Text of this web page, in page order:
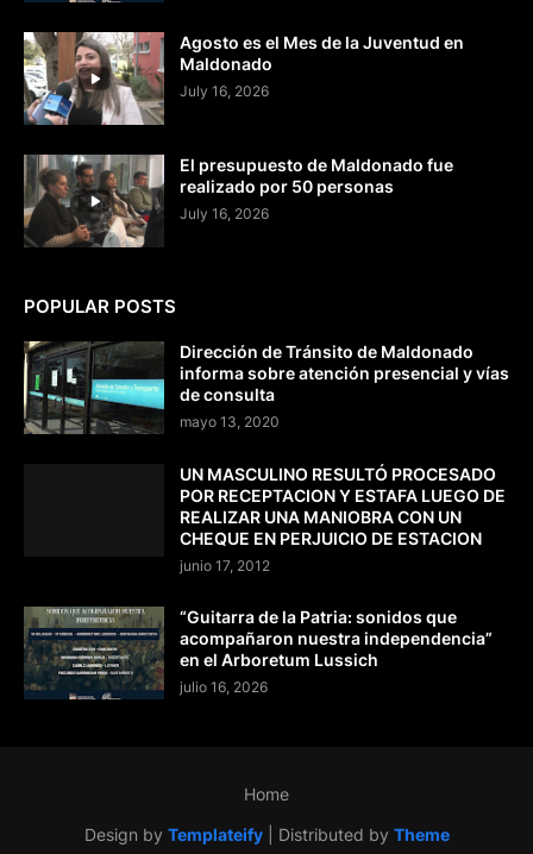
Agosto es el Mes de la Juventud en
Maldonado
July 16, 2026
El presupuesto de Maldonado fue
realizado por 50 personas
July 16, 2026
POPULAR POSTS
Dirección de Tránsito de Maldonado
informa sobre atención presencial y vías
de consulta
mayo 13, 2020
UN MASCULINO RESULTÓ PROCESADO
POR RECEPTACION Y ESTAFA LUEGO DE
REALIZAR UNA MANIOBRA CON UN
CHEQUE EN PERJUICIO DE ESTACION
junio 17, 2012
“Guitarra de la Patria: sonidos que
acompañaron nuestra independencia”
en el Arboretum Lussich
julio 16, 2026
Design by Templateify| Distributed by Theme
Home